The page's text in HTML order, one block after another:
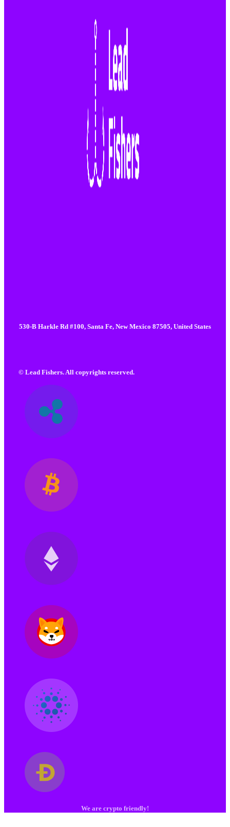
530-B Harkle Rd #100, Santa Fe, New Mexico 87505, United States
© Lead Fishers. All copyrights reserved.
We are crypto friendly!